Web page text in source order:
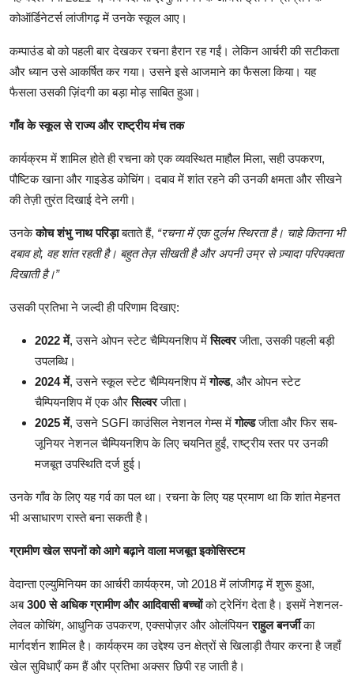
कोऑर्डिनेटर्स लांजीगढ़ में उनके स्कूल आए।
कम्पाउंड बो को पहली बार देखकर रचना हैरान रह गईं। लेकिन आर्चरी की सटीकता
और ध्यान उसे आकर्षित कर गया। उसने इसे आजमाने का फैसला किया। यह
फैसला उसकी ज़िंदगी का बड़ा मोड़ साबित हुआ।
गाँव के स्कूल से राज्य और राष्ट्रीय मंच तक
कार्यक्रम में शामिल होते ही रचना को एक व्यवस्थित माहौल मिला, सही उपकरण,
पौष्टिक खाना और गाइडेड कोचिंग। दबाव में शांत रहने की उनकी क्षमता और सीखने
की तेज़ी तुरंत दिखाई देने लगी।
उनकेकोच शंभु नाथ परिड़ाबताते हैं, “रचना में एक दुर्लभ स्थिरता है। चाहे कितना भी
दबाव हो, वह शांत रहती है। बहुत तेज़ सीखती है और अपनी उम्र से ज़्यादा परिपक्वता
दिखाती है।”
उसकी प्रतिभा ने जल्दी ही परिणाम दिखाए:
2022 में, उसने ओपन स्टेट चैम्पियनशिप मेंसिल्वरजीता, उसकी पहली बड़ी
उपलब्धि।
2024 में, उसने स्कूल स्टेट चैम्पियनशिप मेंगोल्ड, और ओपन स्टेट
चैम्पियनशिप में एक औरसिल्वरजीता।
2025 में, उसने SGFI काउंसिल नेशनल गेम्स मेंगोल्डजीता और फिर सब-
जूनियर नेशनल चैम्पियनशिप के लिए चयनित हुईं, राष्ट्रीय स्तर पर उनकी
मजबूत उपस्थिति दर्ज हुई।
उनके गाँव के लिए यह गर्व का पल था। रचना के लिए यह प्रमाण था कि शांत मेहनत
भी असाधारण रास्ते बना सकती है।
ग्रामीण खेल सपनों को आगे बढ़ाने वाला मजबूत इकोसिस्टम
वेदान्ता एल्युमिनियम का आर्चरी कार्यक्रम, जो 2018 में लांजीगढ़ में शुरू हुआ,
अब300 से अधिक ग्रामीण और आदिवासी बच्चोंको ट्रेनिंग देता है। इसमें नेशनल-
लेवल कोचिंग, आधुनिक उपकरण, एक्सपोज़र और ओलंपियनराहुल बनर्जीका
मार्गदर्शन शामिल है। कार्यक्रम का उद्देश्य उन क्षेत्रों से खिलाड़ी तैयार करना है जहाँ
खेल सुविधाएँ कम हैं और प्रतिभा अक्सर छिपी रह जाती है।